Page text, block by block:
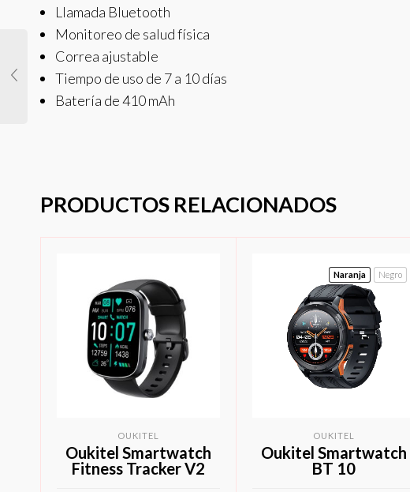
Llamada Bluetooth
Monitoreo de salud física
Correa ajustable
Tiempo de uso de 7 a 10 días
Batería de 410 mAh
PRODUCTOS RELACIONADOS
OUKITEL
Oukitel Smartwatch
Fitness Tracker V2
Naranja Negro
OUKITEL
Oukitel Smartwatch
BT 10